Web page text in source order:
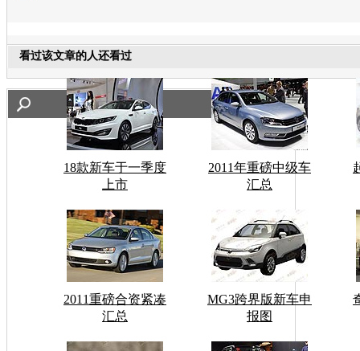
看过该文章的人还看过
18款新车于一季度
上市
2011年重磅中级车
汇总
2011重磅合资紧凑
汇总
MG3跨界版新车申
报图